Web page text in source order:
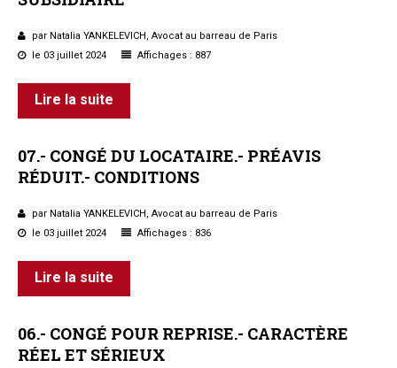
Études juridiques
Formez-vous !
Parole d'experts*
par Natalia YANKELEVICH, Avocat au barreau de Paris
le 03 juillet 2024
Affichages : 887
Lire la suite
07.- CONGÉ DU LOCATAIRE.- PRÉAVIS
RÉDUIT.- CONDITIONS
par Natalia YANKELEVICH, Avocat au barreau de Paris
le 03 juillet 2024
Affichages : 836
Lire la suite
06.- CONGÉ POUR REPRISE.- CARACTÈRE
RÉEL ET SÉRIEUX